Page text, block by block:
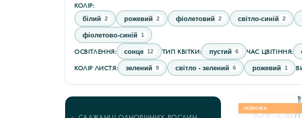
КОЛІР:
білий 2 рожевий 2 фіолетовий 2 світло-синій 2
фіолетово-синій 1
ОСВІТЛЕННЯ: сонце 12 ТИП КВІТКИ: пустий 6 ЧАС ЦВІТІННЯ:
КОЛІР ЛИСТЯ: зелений 9 світло - зелений 6 рожевий 1
НОВИНКА